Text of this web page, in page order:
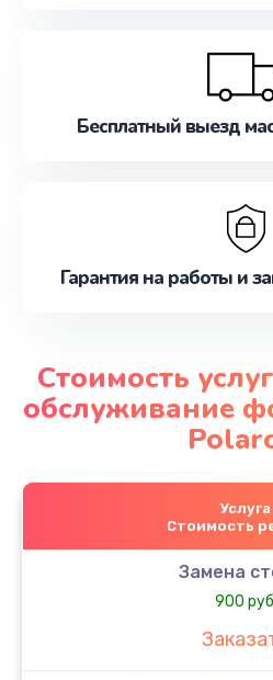
Бесплатный выезд
Гарантия на работы и
Стоимость
обслуживание
Услуга
Стоимость
Замена
900